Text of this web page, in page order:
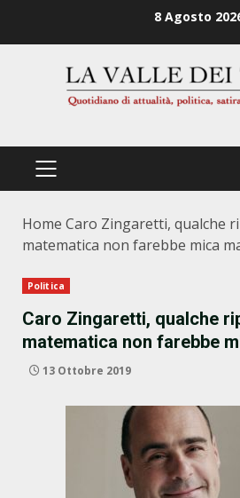
8 Agosto
PRIMÄRES
Home Caro Zingaretti, qualche
matematica non farebbe mica
Politica
Caro Zingaretti, qualche
matematica non farebbe
13 Ottobre 2019